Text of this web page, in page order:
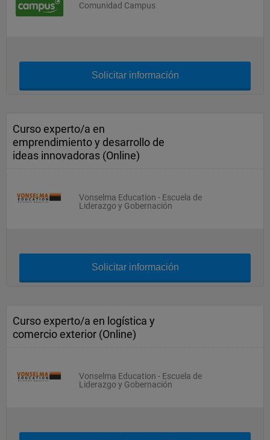
Comunidad Campus
Solicitar información
Curso experto/a en
emprendimiento y desarrollo de
ideas innovadoras (Online)
Vonselma Education - Escuela de
Liderazgo y Gobernación
Solicitar información
Curso experto/a en logística y
comercio exterior (Online)
Vonselma Education - Escuela de
Liderazgo y Gobernación